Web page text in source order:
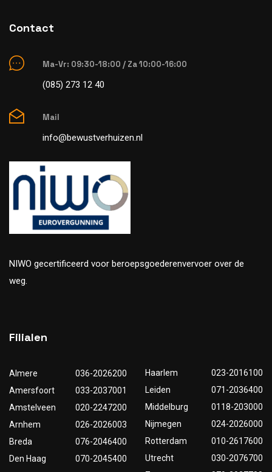
Contact
Ma-Vr: 09:30-18:00 / Za 10:00-16:00
(085) 273 12 40
Mail
info@bewustverhuizen.nl
NIWO gecertificeerd voor beroepsgoederenvervoer over de
weg.
Filialen
Almere
036-2026200
Amersfoort
033-2037001
Amstelveen
020-2247200
Arnhem
026-2026003
Breda
076-2046400
Den Haag
070-2045400
Haarlem
023-2016100
Leiden
071-2036400
Middelburg
0118-203000
Nijmegen
024-2026000
Rotterdam
010-2617600
Utrecht
030-2076700